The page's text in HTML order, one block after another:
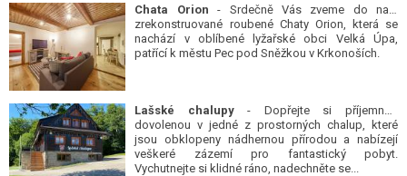
Chata Orion - Srdečně Vás zveme do naší
zrekonstruované roubené Chaty Orion, která se
nachází v oblíbené lyžařské obci Velká Úpa,
patřící k městu Pec pod Sněžkou v Krkonoších.
Lašské chalupy- Dopřejte si příjemnou
dovolenou v jedné z prostorných chalup, které
jsou obklopeny nádhernou přírodou a nabízejí
veškeré zázemí pro fantastický pobyt.
Vychutnejte si klidné ráno, nadechněte se...